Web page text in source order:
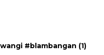
#blambangan (1)